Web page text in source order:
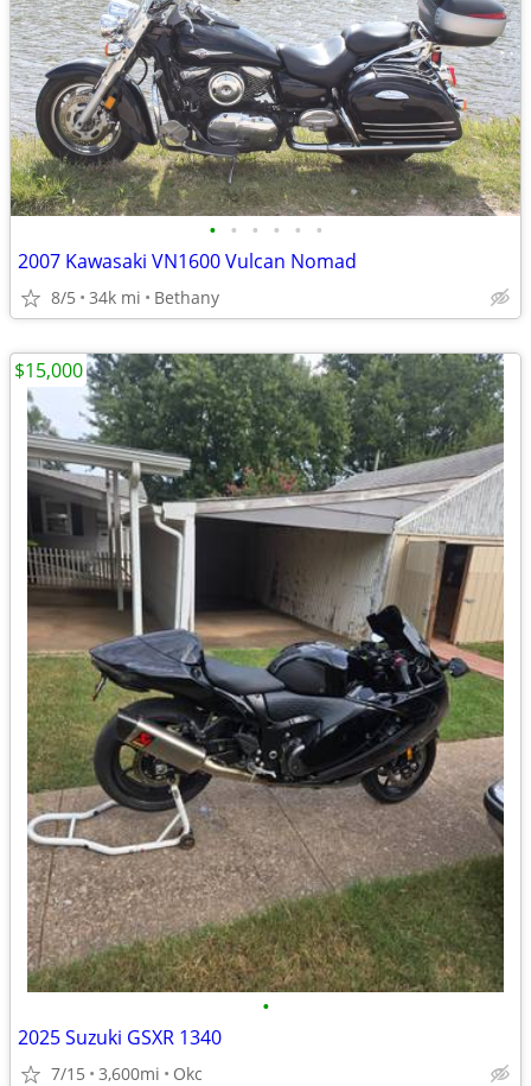
• • • • • •
2007 Kawasaki VN1600 Vulcan Nomad
8/5 34k mi Bethany
•
2025 Suzuki GSXR 1340
7/15 3,600mi Okc
$15,000